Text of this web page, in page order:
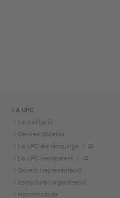
LA UPC
La institució
Centres docents
La UPC als rànquings
La UPC transparent
Govern i representació
Estructura i organització
Honoris causa